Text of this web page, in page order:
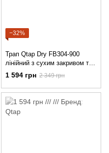
−32%
Трап Qtap Dry FB304-900
лінійний з сухим закривом та
нержавіючою решіткою
1 594 грн 2 349 грн